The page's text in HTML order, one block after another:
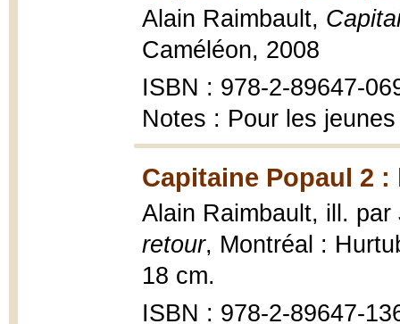
Alain Raimbault,
Caméléon, 2008
ISBN : 978-2-89647-
Notes : Pour les
Capitaine Popaul 2 :
Alain Raimbault, ill.
retour, Montréal :
18 cm.
ISBN : 978-2-89647-